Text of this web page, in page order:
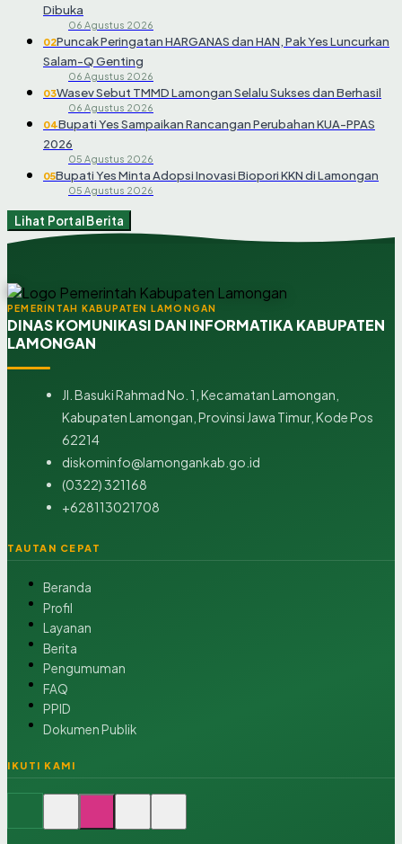
Dibuka
06 Agustus 2026
02Puncak Peringatan HARGANAS dan HAN, Pak Yes Luncurkan
Salam-Q Genting
06 Agustus 2026
03Wasev Sebut TMMD Lamongan Selalu Sukses dan Berhasil
06 Agustus 2026
04Bupati Yes Sampaikan Rancangan Perubahan KUA-PPAS
2026
05 Agustus 2026
05Bupati Yes Minta Adopsi Inovasi Biopori KKN di Lamongan
05 Agustus 2026
Lihat Portal Berita
PEMERINTAH KABUPATEN LAMONGAN
DINAS KOMUNIKASI DAN INFORMATIKA KABUPATEN
LAMONGAN
Jl. Basuki Rahmad No. 1, Kecamatan Lamongan,
Kabupaten Lamongan, Provinsi Jawa Timur, Kode Pos
62214
diskominfo@lamongankab.go.id
(0322) 321168
+628113021708
TAUTAN CEPAT
Beranda
Profil
Layanan
Berita
Pengumuman
FAQ
PPID
Dokumen Publik
IKUTI KAMI